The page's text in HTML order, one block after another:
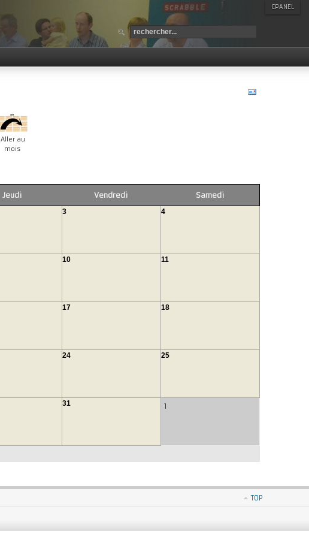
CPANEL
Aller au
mois
Jeudi Vendredi Samedi
3 4
10 11
17 18
24 25
31 1
TOP